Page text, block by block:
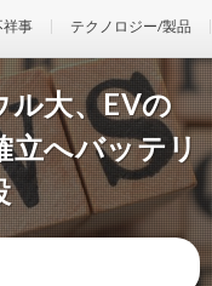
祥事 テクノロジー/製品
ル大、EVの
立へバッテリ